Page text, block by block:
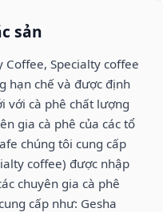
sản
Coffee, Specialty coffee
hạn chế và được định
với cà phê chất lượng
gia cà phê của các tổ
chúng tôi cung cấp
coffee) được nhập
chuyên gia cà phê
cấp như: Gesha